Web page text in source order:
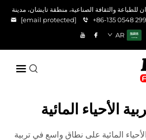
للطباعة والثقافة الصناعية، منطقة تايشان، مدينة
+86-135 0548
[email protected]
AR
الأحياء المائية
المائية على نطاق واسع في تربية